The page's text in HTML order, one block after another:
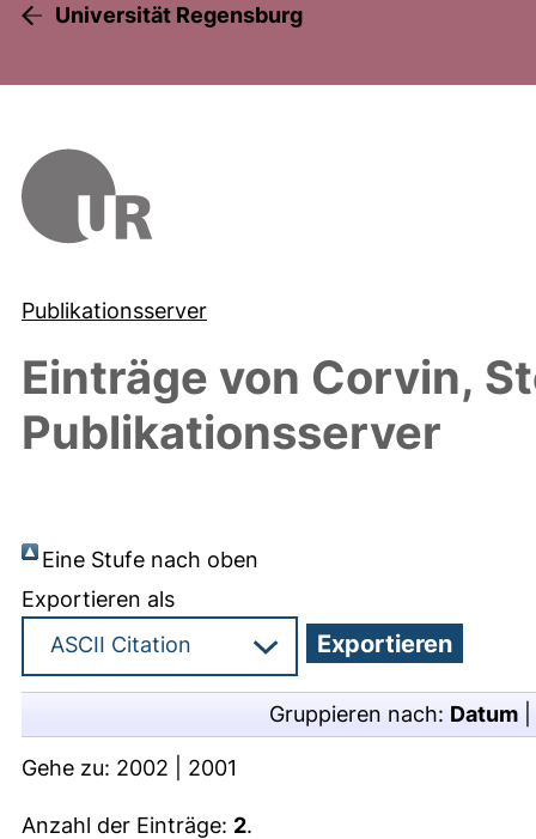
Universität Regensburg
Publikationsserver
Einträge von Corvin,
Publikationsserver
Eine Stufe nach oben
Exportieren als
Gruppieren nach: Datum
Gehe zu: 2002 2001
Anzahl der Einträge: 2.